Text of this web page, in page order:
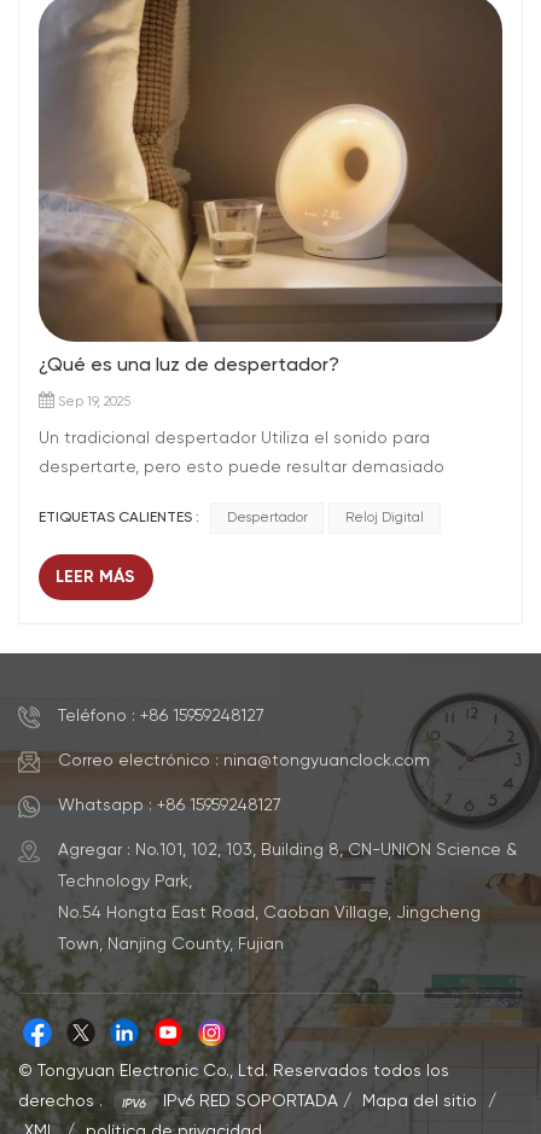
¿Qué es una luz de despertador?
Sep 19, 2025
Un tradicional despertador Utiliza el sonido para
despertarte, pero esto puede resultar demasiado
despertador se han convertido en una alternativa cada
vez más popular. En lugar de depender únicamente del
sonido, las luces de despertador simulan el amanecer
varía según el modelo, al igual que la gama de colores.
Al igual que las alarmas tradicionales, la mayoría de las
luces despertadoras incluyen una alarma integrada que
se puede programar para una hora específica,
independientemente de la hora del amanecer en tu
zona. Muchos modelos también incluyen un modo
atardecer para ayudarte a dormir. Además, las luces de
despertador suelen incluir opciones de sonido. Siguiendo
la temática natural, estos sonidos suelen incluir el canto
de los pájaros, cascadas u otros ruidos ambientales.
Cómo elegir una luz para despertarse Al elegir una luz
despertador, es recomendable comparar características
y configuraciones para encontrar la ideal. Cada luz
despertador cumple básicamente la misma función,
pero ciertas variaciones y características adicionales
ETIQUETAS CALIENTES : Despertador Reloj Digital
LEER MÁS
Teléfono : +86 15959248127
Correo electrónico : nina@tongyuanclock.com
Whatsapp : +86 15959248127
Agregar : No.101, 102, 103, Building 8, CN-UNION Science &
Technology Park,
No.54 Hongta East Road, Caoban Village, Jingcheng
Town, Nanjing County, Fujian
© Tongyuan Electronic Co., Ltd. Reservados todos los
derechos .
IPv6 RED SOPORTADA/ Mapa del sitio
/